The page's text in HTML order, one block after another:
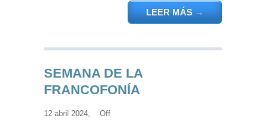
LEER MÁS→
SEMANA DE LA
FRANCOFONÍA
12 abril 2024,
Off